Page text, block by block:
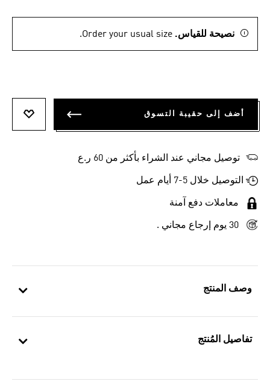
وصف المنتج
تفاصيل المُنتج
نصيحة للقياس. Order your usual size.
أضف إلى حقيبة التسوق
توصيل مجاني عند الشراء بأكثر من 60 ر.ع
التوصيل خلال 5-7 أيام عمل
معاملات دفع آمنة